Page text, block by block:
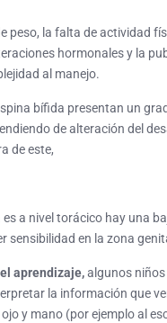
peso, la falta de actividad
hormonales y la
al manejo.
bífida presentan un
de alteración del
de este,
a nivel torácico hay una
sensibilidad en la zona
aprendizaje,algunos niños
la información que
y mano (por ejemplo al